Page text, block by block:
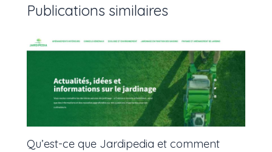
Publications similaires
Qu’est-ce que Jardipedia et comment